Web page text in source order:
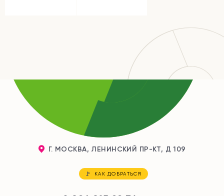
Г. МОСКВА, ЛЕНИНСКИЙ ПР-КТ, Д 109
КАК ДОБРАТЬСЯ